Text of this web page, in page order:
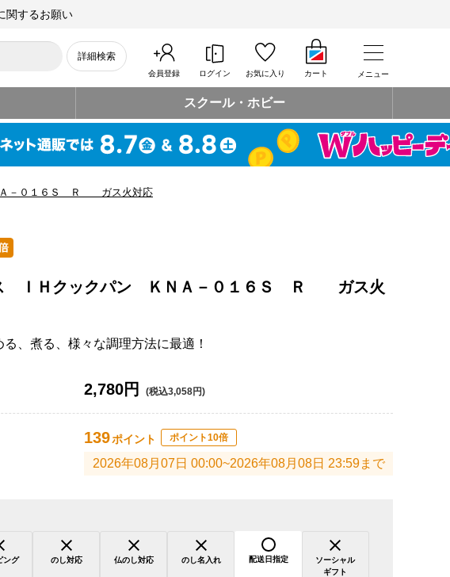
関するお願い
詳細検索
会員登録 ログイン お気に入り カート メニュー
スクール・ホビー
－０１６Ｓ Ｒ ガス火対応
ＩＨクックパン ＫＮＡ－０１６Ｓ Ｒ ガス火
、煮る、様々な調理方法に最適！
2,780円 (税込3,058円)
139ポイント ポイント10倍
2026年08月07日 00:00~2026年08月08日 23:59まで
ング のし対応 仏のし対応 のし名入れ 配送日指定
ソーシャル
ギフト